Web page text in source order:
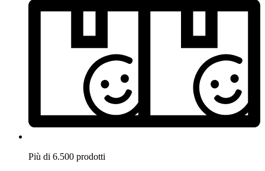
Più di 6.500 prodotti